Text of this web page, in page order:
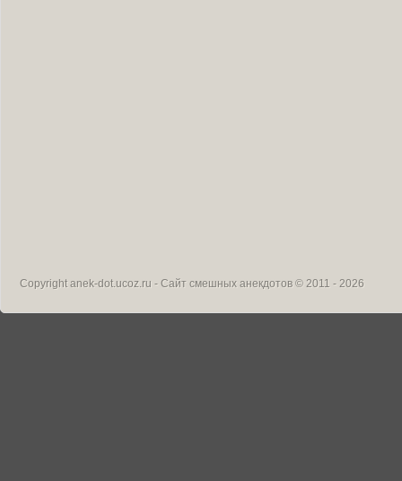
Copyrightanek-dot.ucoz.ru - Сайт смешных анекдотов © 2011 - 2026